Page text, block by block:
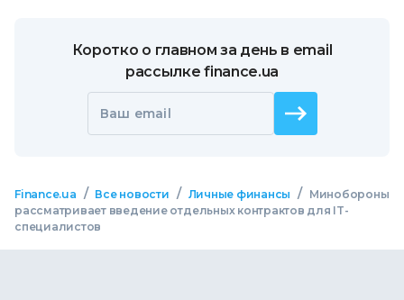
Коротко о главном за день в email
рассылке finance.ua
Ваш email
Finance.ua / Все новости / Личные финансы /
Минобороны
рассматривает введение отдельных контрактов для IT-
специалистов